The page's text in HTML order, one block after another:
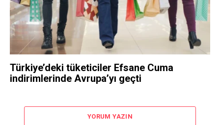
Türkiye’deki tüketiciler Efsane Cuma
indirimlerinde Avrupa’yı geçti
YORUM YAZIN